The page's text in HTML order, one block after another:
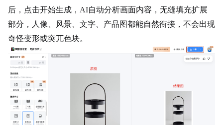
后，点击开始生成，AI自动分析画面内容，无缝填充扩展
部分，人像、风景、文字、产品图都能自然衔接，不会出现
奇怪变形或突兀色块。